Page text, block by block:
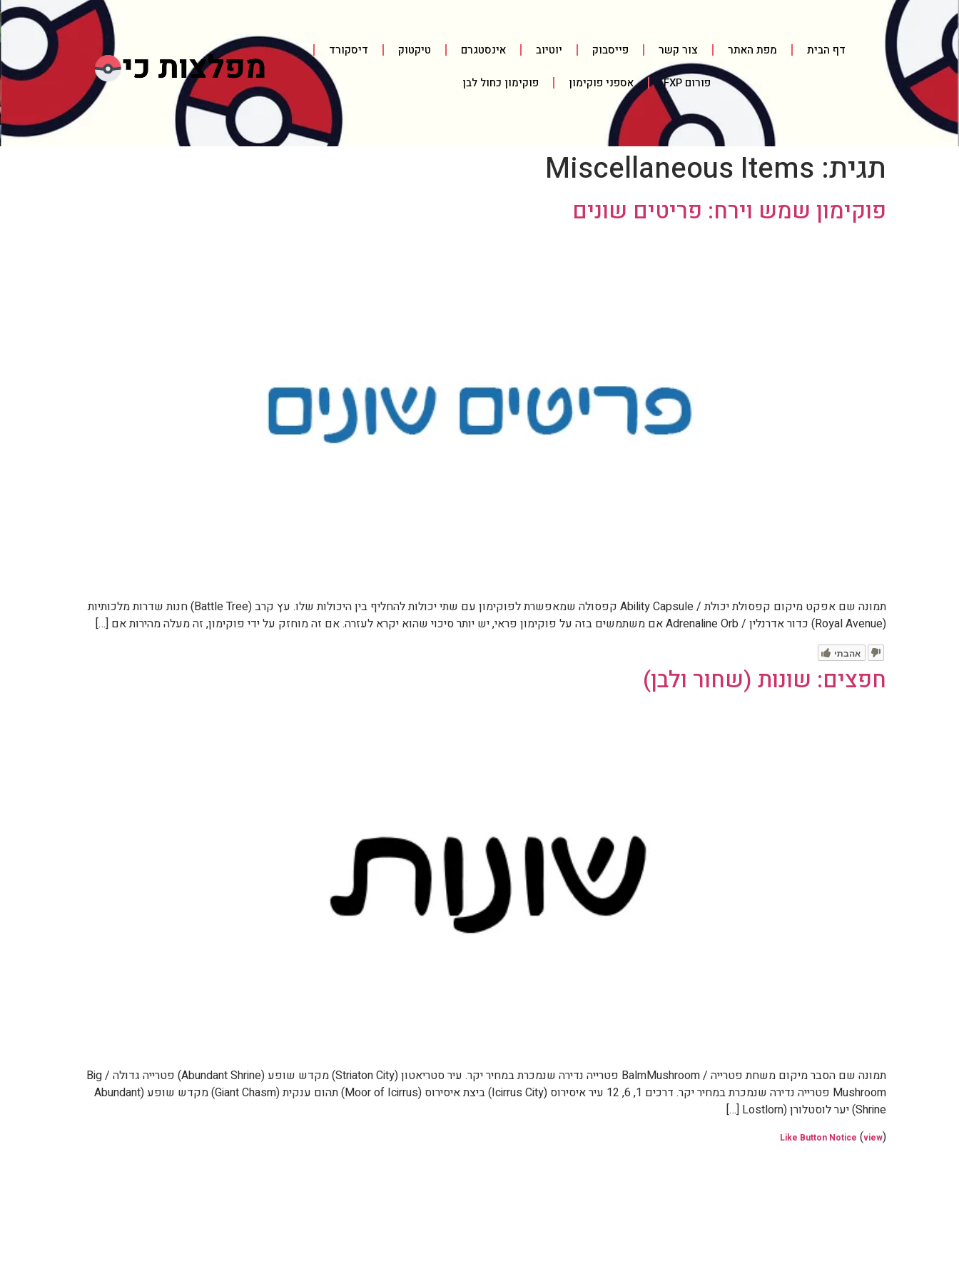
דף הבית מפת האתר צור קשר פייסבוק יוטיוב אינסטגרם טיקטוק דיסקורד
פורום FXP אספני פוקימון פוקימון כחול לבן
תגית: Miscellaneous Items
פוקימון שמש וירח: פריטים שונים
תמונה שם אפקט מיקום קפסולת יכולת / Ability Capsule קפסולה שמאפשרת לפוקימון עם שתי יכולות להחליף בין היכולות שלו. עץ קרב (Battle Tree) חנות שדרות מלכותיות
(Royal Avenue) כדור אדרנלין / Adrenaline Orb אם משתמשים בזה על פוקימון פראי, יש יותר סיכוי שהוא יקרא לעזרה. אם זה מוחזק על ידי פוקימון, זה מעלה מהירות אם […]
אהבתי
חפצים: שונות (שחור ולבן)
תמונה שם הסבר מיקום משחת פטרייה / BalmMushroom פטרייה נדירה שנמכרת במחיר יקר. עיר סטריאטון (Striaton City) מקדש שופע (Abundant Shrine) פטרייה גדולה / Big
Mushroom פטרייה נדירה שנמכרת במחיר יקר. דרכים 1, 6, 12 עיר איסירוס (Icirrus City) ביצת איסירוס (Moor of Icirrus) תהום ענקית (Giant Chasm) מקדש שופע (Abundant
Shrine) יער לוסטלורן (Lostlorn […]
Like Button Notice (view)